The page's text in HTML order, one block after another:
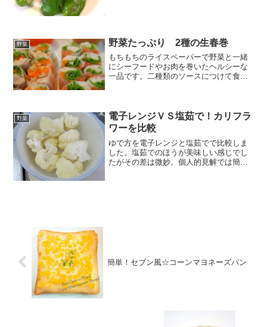
野菜 野菜たっぷり 2種の生春巻
もちもちのライスペーパーで野菜と一緒
にシーフードやお肉を巻いたヘルシーな
一品です。二種類のソースにつけて食べ
にんじんだ...
野菜
電子レンジＶＳ塩茹で！カリフラ
ワーを比較
ゆで方を電子レンジと塩茹でで比較しま
した。塩茹でのほうが美味しい感じでし
たがその差は微妙。個人的見解では簡単
簡単！セブン風☆コーンマヨネーズパン